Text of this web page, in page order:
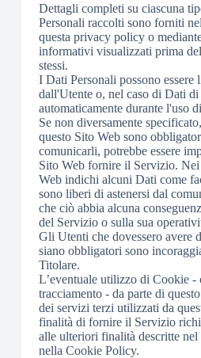
Dettagli completi su ciascuna
Personali raccolti sono forniti
questa privacy policy o
informativi visualizzati prima
stessi.
I Dati Personali possono essere
dall'Utente o, nel caso di Dati
automaticamente durante l'uso
Se non diversamente
questo Sito Web sono
comunicarli, potrebbe essere
Sito Web fornire il Servizio.
Web indichi alcuni Dati come
sono liberi di astenersi dal
che ciò abbia alcuna
del Servizio o sulla sua
Gli Utenti che dovessero avere
siano obbligatori sono
Titolare.
L’eventuale utilizzo di Cookie
tracciamento - da parte di
dei servizi terzi utilizzati da
finalità di fornire il Servizio
alle ulteriori finalità descritte nel
nella Cookie Policy.